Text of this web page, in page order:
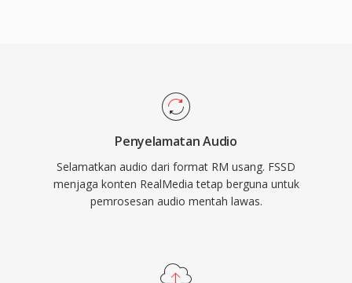
Penyelamatan Audio
Selamatkan audio dari format RM usang. FSSD
menjaga konten RealMedia tetap berguna untuk
pemrosesan audio mentah lawas.